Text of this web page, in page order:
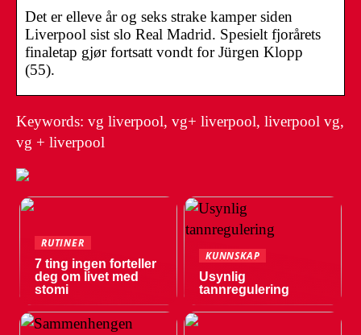
Det er elleve år og seks strake kamper siden
Liverpool sist slo Real Madrid. Spesielt fjorårets
finaletap gjør fortsatt vondt for Jürgen Klopp
(55).
Keywords: vg liverpool, vg+ liverpool, liverpool vg,
vg + liverpool
RUTINER
7 ting ingen forteller
deg om livet med
stomi
KUNNSKAP
Usynlig
tannregulering